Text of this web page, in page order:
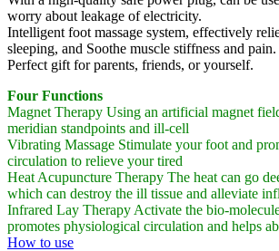
worry about leakage of electricity.
Intelligent foot massage system, effectively
sleeping, and Soothe muscle stiffness and pain.
Perfect gift for parents, friends, or yourself.
Four Functions
Magnet Therapy Using an artificial magnet
meridian standpoints and ill-cell
Vibrating Massage Stimulate your foot and
circulation to relieve your tired
Heat Acupuncture Therapy The heat can go
which can destroy the ill tissue and alleviate
Infrared Lay Therapy Activate the bio-
promotes physiological circulation and helps
How to use